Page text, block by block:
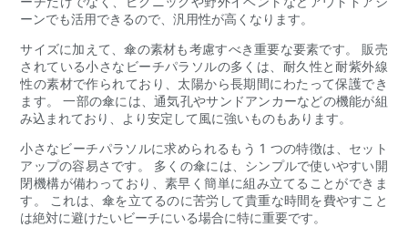
ーンでも活用できるので、汎用性が高くなります。
サイズに加えて、傘の素材も考慮すべき重要な要素です。 販売
されている小さなビーチパラソルの多くは、耐久性と耐紫外線
性の素材で作られており、太陽から長期間にわたって保護でき
ます。 一部の傘には、通気孔やサンドアンカーなどの機能が組
み込まれており、より安定して風に強いものもあります。
小さなビーチパラソルに求められるもう 1 つの特徴は、セット
アップの容易さです。 多くの傘には、シンプルで使いやすい開
閉機構が備わっており、素早く簡単に組み立てることができま
す。 これは、傘を立てるのに苦労して貴重な時間を費やすこと
は絶対に避けたいビーチにいる場合に特に重要です。